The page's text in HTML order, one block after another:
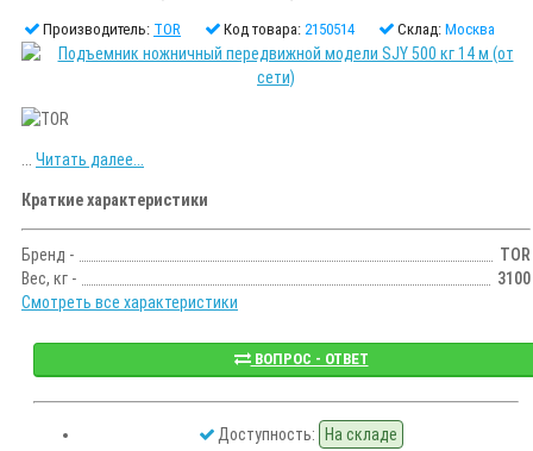
Производитель: TOR Код товара: 2150514 Склад: Москва
... Читать далее...
Краткие характеристики
Бренд -
TOR
Вес, кг -
3100
Смотреть все характеристики
ВОПРОС - ОТВЕТ
Доступность: На складе